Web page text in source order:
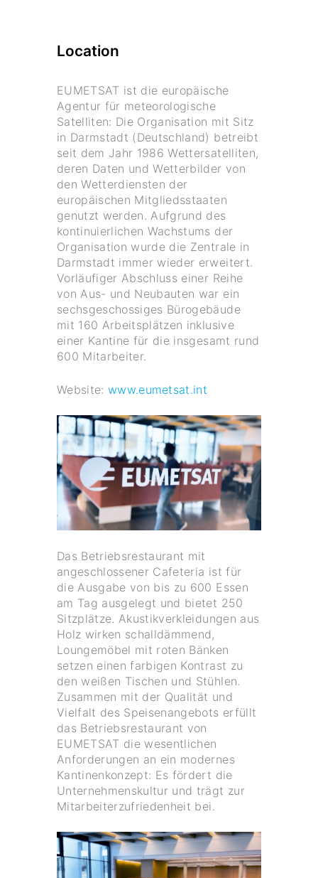
Location
EUMETSAT ist die europäische
Agentur für meteorologische
Satelliten: Die Organisation mit Sitz
in Darmstadt (Deutschland) betreibt
seit dem Jahr 1986 Wettersatelliten,
deren Daten und Wetterbilder von
den Wetterdiensten der
europäischen Mitgliedsstaaten
genutzt werden. Aufgrund des
kontinuierlichen Wachstums der
Organisation wurde die Zentrale in
Darmstadt immer wieder erweitert.
Vorläufiger Abschluss einer Reihe
von Aus- und Neubauten war ein
sechsgeschossiges Bürogebäude
mit 160 Arbeitsplätzen inklusive
einer Kantine für die insgesamt rund
600 Mitarbeiter.
Website:www.eumetsat.int
Das Betriebsrestaurant mit
angeschlossener Cafeteria ist für
die Ausgabe von bis zu 600 Essen
am Tag ausgelegt und bietet 250
Sitzplätze. Akustikverkleidungen aus
Holz wirken schalldämmend,
Loungemöbel mit roten Bänken
setzen einen farbigen Kontrast zu
den weißen Tischen und Stühlen.
Zusammen mit der Qualität und
Vielfalt des Speisenangebots erfüllt
das Betriebsrestaurant von
EUMETSAT die wesentlichen
Anforderungen an ein modernes
Kantinenkonzept: Es fördert die
Unternehmenskultur und trägt zur
Mitarbeiterzufriedenheit bei.